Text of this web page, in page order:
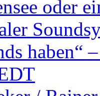
oder
haben“